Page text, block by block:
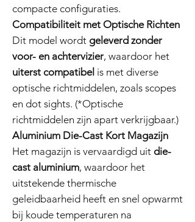
compacte configuraties.
Compatibiliteit met Optische Richten
Dit model wordt geleverd zonder
voor- en achtervizier, waardoor het
uiterst compatibel is met diverse
optische richtmiddelen, zoals scopes
en dot sights. (*Optische
richtmiddelen zijn apart verkrijgbaar.)
Aluminium Die-Cast Kort Magazijn
Het magazijn is vervaardigd uit die-
cast aluminium, waardoor het
uitstekende thermische
geleidbaarheid heeft en snel opwarmt
bij koude temperaturen na